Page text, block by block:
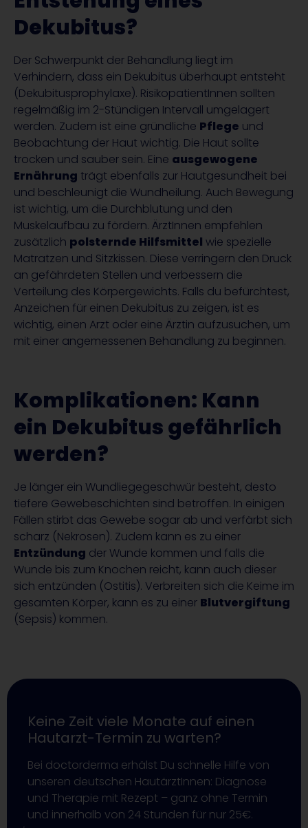
Dekubitus?
Der Schwerpunkt der Behandlung liegt im
Verhindern, dass ein Dekubitus überhaupt entsteht
(Dekubitusprophylaxe). RisikopatientInnen sollten
regelmäßig im 2-Stündigen Intervall umgelagert
werden. Zudem ist eine gründliche Pflege und
Beobachtung der Haut wichtig. Die Haut sollte
trocken und sauber sein. Eine ausgewogene
Ernährung trägt ebenfalls zur Hautgesundheit bei
und beschleunigt die Wundheilung. Auch Bewegung
ist wichtig, um die Durchblutung und den
Muskelaufbau zu fördern. ÄrztInnen empfehlen
zusätzlich polsternde Hilfsmittel wie spezielle
Matratzen und Sitzkissen. Diese verringern den Druck
an gefährdeten Stellen und verbessern die
Verteilung des Körpergewichts. Falls du befürchtest,
Anzeichen für einen Dekubitus zu zeigen, ist es
wichtig, einen Arzt oder eine Ärztin aufzusuchen, um
mit einer angemessenen Behandlung zu beginnen.
Komplikationen: Kann
ein Dekubitus gefährlich
werden?
Je länger ein Wundliegegeschwür besteht, desto
tiefere Gewebeschichten sind betroffen. In einigen
Fällen stirbt das Gewebe sogar ab und verfärbt sich
scharz (Nekrosen). Zudem kann es zu einer
Entzündung der Wunde kommen und falls die
Wunde bis zum Knochen reicht, kann auch dieser
sich entzünden (Ostitis). Verbreiten sich die Keime im
gesamten Körper, kann es zu einer Blutvergiftung
(Sepsis) kommen.
Keine Zeit viele Monate auf einen
Hautarzt-Termin zu warten?
Bei doctorderma erhälst Du schnelle Hilfe von
unseren deutschen HautärztInnen: Diagnose
und Therapie mit Rezept – ganz ohne Termin
und innerhalb von 24 Stunden für nur 25€.